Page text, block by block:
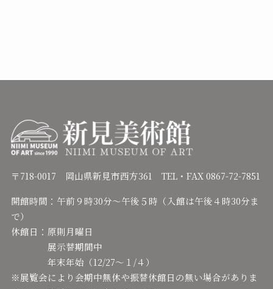
〒718-0017 岡山県新見市西方361 TEL・FAX 0867-72-7851
開館時間：午前９時30分～午後５時（入館は午後４時30分ま
で）
休館日：原則月曜日
展示替期間中
年末年始（12/27～１/４）
※展覧会により会期中無休や振替休館日の無い場合がありま